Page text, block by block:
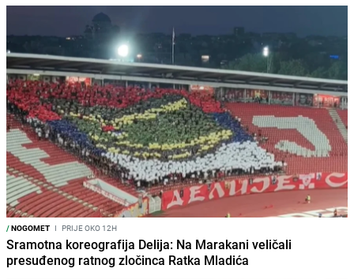
/NOGOMET I PRIJE OKO 12H
Sramotna koreografija Delija: Na Marakani veličali
presuđenog ratnog zločinca Ratka Mladića